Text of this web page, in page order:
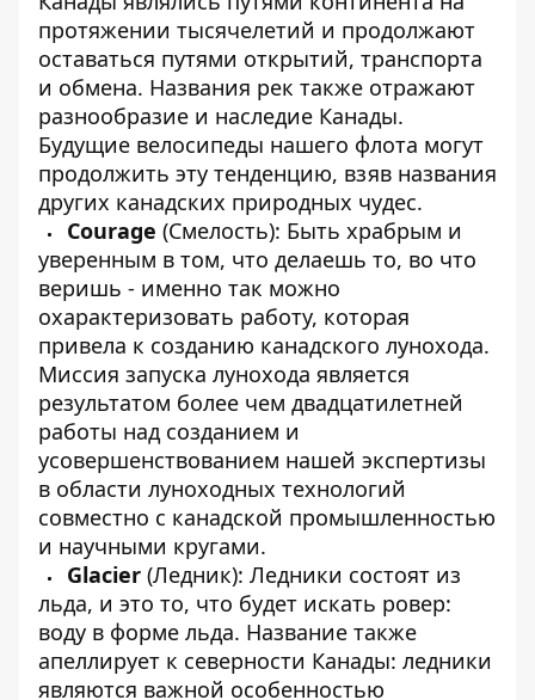
протяжении тысячелетий и продолжают
оставаться путями открытий, транспорта
и обмена. Названия рек также отражают
разнообразие и наследие Канады.
Будущие велосипеды нашего флота могут
продолжить эту тенденцию, взяв названия
других канадских природных чудес.
Courage (Смелость): Быть храбрым и
уверенным в том, что делаешь то, во что
веришь - именно так можно
охарактеризовать работу, которая
привела к созданию канадского лунохода.
Миссия запуска лунохода является
результатом более чем двадцатилетней
работы над созданием и
усовершенствованием нашей экспертизы
в области луноходных технологий
совместно с канадской промышленностью
и научными кругами.
Glacier (Ледник): Ледники состоят из
льда, и это то, что будет искать ровер:
воду в форме льда. Название также
апеллирует к северности Канады: ледники
являются важной особенностью